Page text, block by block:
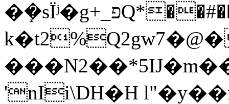
�ܻ�sΪʲ�g+_פQ*��#���Ed\r�u7���wa9�D���"��b�]o�Q�s�fJ��e�@��=�I��$gU���&ж���i�hڦ�4�t����M)�jJJ��'��Ȟ��o~���=���O~x��ʩ���%�]��us��p�����ON�-
'nIi\DH�H